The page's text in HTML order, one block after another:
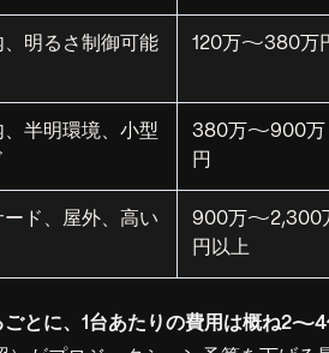
、明るさ制御可能 120万〜380万
、半明環境、小型
380万〜900万
円
ード、屋外、高い
900万〜2,300
円以上
とに、1台あたりの費用は概ね2〜4